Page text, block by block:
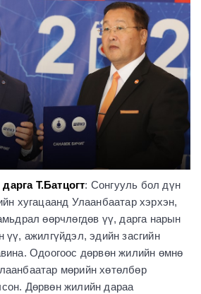
Т.Батцогт: Сонгууль бол дүн
хугацаанд Улаанбаатар хэрхэн,
өөрчлөгдөв үү, дарга нарын
үү, ажилгүйдэл, эдийн засгийн
Одоогоос дөрвөн жилийн өмнө
мөрийн хөтөлбөр
Дөрвөн жилийн дараа